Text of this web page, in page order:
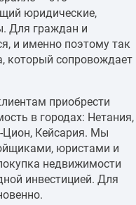
юридические,
Для граждан и
и именно поэтому так
который сопровождает
приобрести
в городах: Нетания,
Цион, Кейсария. Мы
юристами и
недвижимости
инвестицией. Для